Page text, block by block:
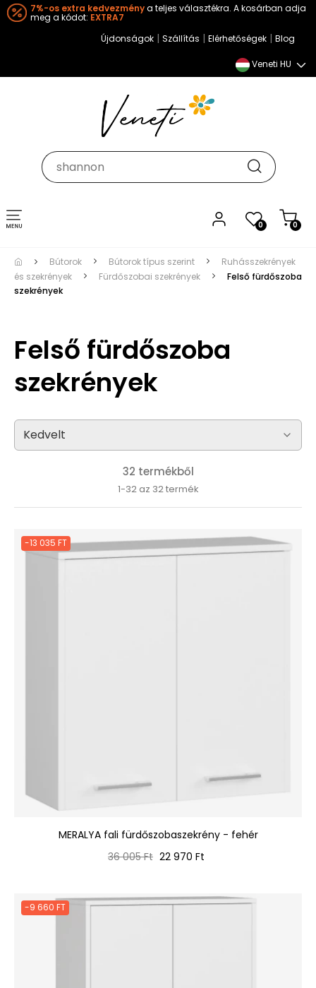
7%-os extra kedvezménya teljes választékra. A kosárban adja
meg a kódot: EXTRA7
Újdonságok | Szállítás | Elérhetőségek | Blog
Veneti HU
0 0
Toggle
navigation
Bútorok Bútorok típus szerint
Ruhásszekrények
és szekrények
Fürdőszobai szekrények
Felső fürdőszoba
szekrények
Felső fürdőszoba
szekrények
32 termékből
1-32 az 32 termék
-13 035 FT
MERALYA fali fürdőszobaszekrény - fehér
Normál
36 005 Ft Ár
22 970 Ft
-9 660 FT